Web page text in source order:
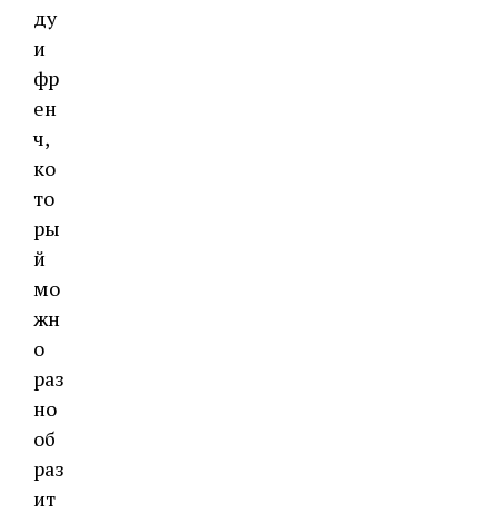
ду
и
фр
ен
ч,
ко
то
ры
й
мо
жн
о
раз
но
об
раз
ит